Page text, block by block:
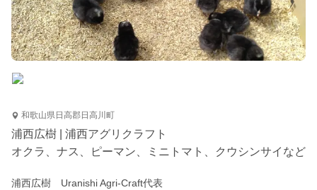
和歌山県日高郡日高川町
浦西広樹 | 浦西アグリクラフト
オクラ、ナス、ピーマン、ミニトマト、クウシンサイなど
浦西広樹　Uranishi Agri-Craft代表